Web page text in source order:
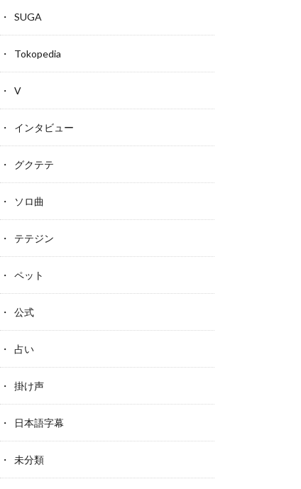
SUGA
Tokopedia
V
インタビュー
グクテテ
ソロ曲
テテジン
ペット
公式
占い
掛け声
日本語字幕
未分類